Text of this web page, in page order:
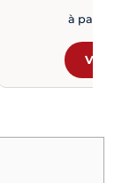
à partir
Voir